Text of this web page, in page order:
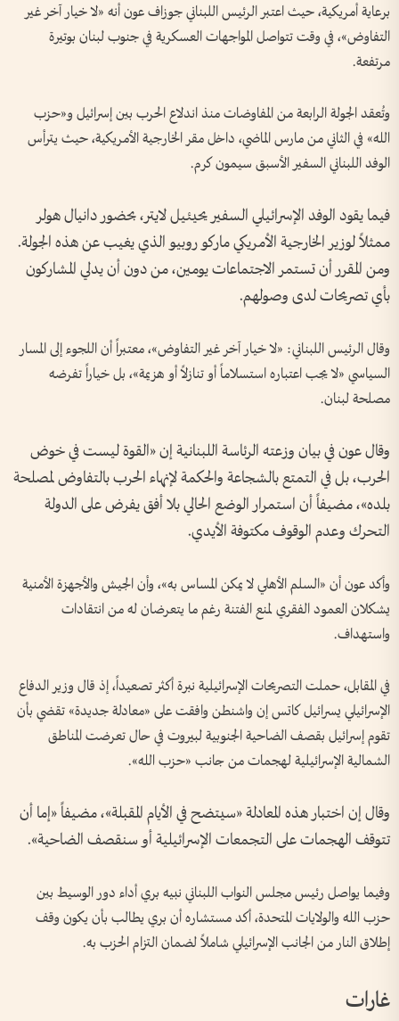
برعاية أمريكية، حيث اعتبر الرئيس اللبناني جوزاف عون أنه «لا خيار آخر غير
التفاوض»، في وقت تتواصل المواجهات العسكرية في جنوب لبنان بوتيرة
مرتفعة.
وتُعقد الجولة الرابعة من المفاوضات منذ اندلاع الحرب بين إسرائيل و«حزب
الله» في الثاني من مارس الماضي، داخل مقر الخارجية الأمريكية، حيث يترأس
الوفد اللبناني السفير الأسبق سيمون كرم.
فيما يقود الوفد الإسرائيلي السفير يحيئيل لايتر، بحضور دانيال هولر
ممثلاً لوزير الخارجية الأمريكي ماركو روبيو الذي يغيب عن هذه الجولة.
ومن المقرر أن تستمر الاجتماعات يومين، من دون أن يدلي المشاركون
بأي تصريحات لدى وصولهم.
وقال الرئيس اللبناني: «لا خيار آخر غير التفاوض»، معتبراً أن اللجوء إلى المسار
السياسي «لا يجب اعتباره استسلاماً أو تنازلاً أو هزيمة»، بل خياراً تفرضه
مصلحة لبنان.
وقال عون في بيان وزعته الرئاسة اللبنانية إن «القوة ليست في خوض
الحرب، بل في التمتع بالشجاعة والحكمة لإنهاء الحرب بالتفاوض لمصلحة
بلده»، مضيفاً أن استمرار الوضع الحالي بلا أفق يفرض على الدولة
التحرك وعدم الوقوف مكتوفة الأيدي.
وأكد عون أن «السلم الأهلي لا يمكن المساس به»، وأن الجيش والأجهزة الأمنية
يشكلان العمود الفقري لمنع الفتنة رغم ما يتعرضان له من انتقادات
واستهداف.
في المقابل، حملت التصريحات الإسرائيلية نبرة أكثر تصعيداً، إذ قال وزير الدفاع
الإسرائيلي يسرائيل كاتس إن واشنطن وافقت على «معادلة جديدة» تقضي بأن
تقوم إسرائيل بقصف الضاحية الجنوبية لبيروت في حال تعرضت المناطق
الشمالية الإسرائيلية لهجمات من جانب «حزب الله».
وقال إن اختبار هذه المعادلة «سيتضح في الأيام المقبلة»، مضيفاً «إما أن
تتوقف الهجمات على التجمعات الإسرائيلية أو سنقصف الضاحية».
وفيما يواصل رئيس مجلس النواب اللبناني نبيه بري أداء دور الوسيط بين
حزب الله والولايات المتحدة، أكد مستشاره أن بري يطالب بأن يكون وقف
إطلاق النار من الجانب الإسرائيلي شاملاً لضمان التزام الحزب به.
غارات